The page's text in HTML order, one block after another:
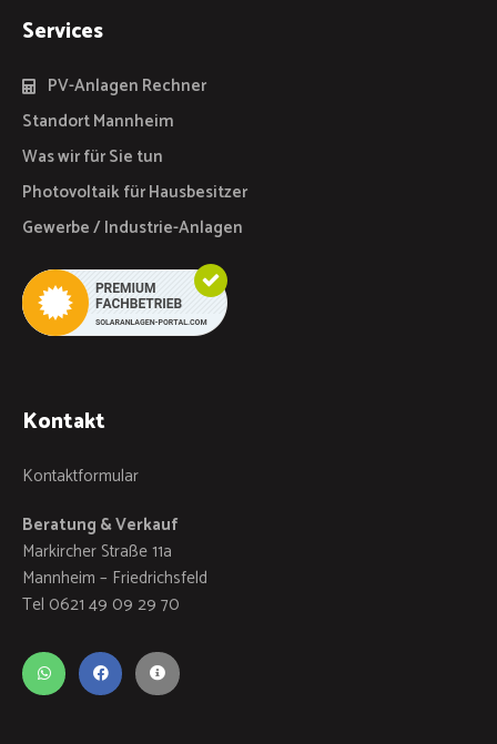
Services
PV-Anlagen Rechner
Standort Mannheim
Was wir für Sie tun
Photovoltaik für Hausbesitzer
Gewerbe / Industrie-Anlagen
Kontakt
Kontaktformular
Beratung & Verkauf
Markircher Straße 11a
Mannheim – Friedrichsfeld
Tel 0621 49 09 29 70